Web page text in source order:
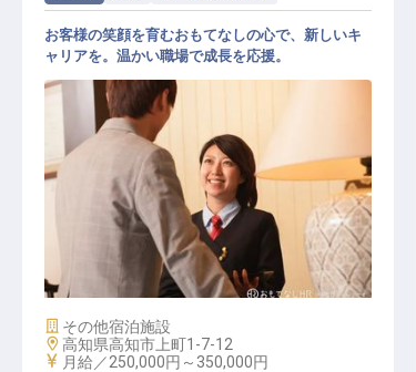
サービススタッフ
お客様の笑顔を育むおもてなしの心で、新しいキ
ャリアを。温かい職場で成長を応援。
施設業態
その他宿泊施設
勤務地
高知県高知市上町1-7-12
給与
月給／250,000円～ 350,000円